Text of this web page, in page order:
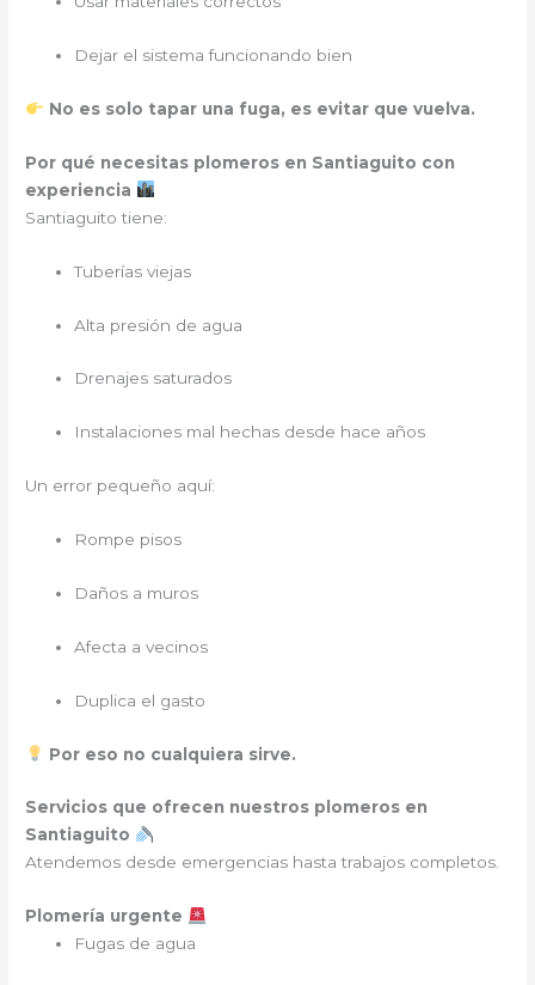
Dejar el sistema funcionando bien
No es solo tapar una fuga, es evitar que vuelva.
Por qué necesitas plomeros en Santiaguito con
experiencia
Santiaguito tiene:
Tuberías viejas
Alta presión de agua
Drenajes saturados
Instalaciones mal hechas desde hace años
Un error pequeño aquí:
Rompe pisos
Daños a muros
Afecta a vecinos
Duplica el gasto
Por eso no cualquiera sirve.
Servicios que ofrecen nuestros plomeros en
Santiaguito
Atendemos desde emergencias hasta trabajos completos.
Plomería urgente
Fugas de agua